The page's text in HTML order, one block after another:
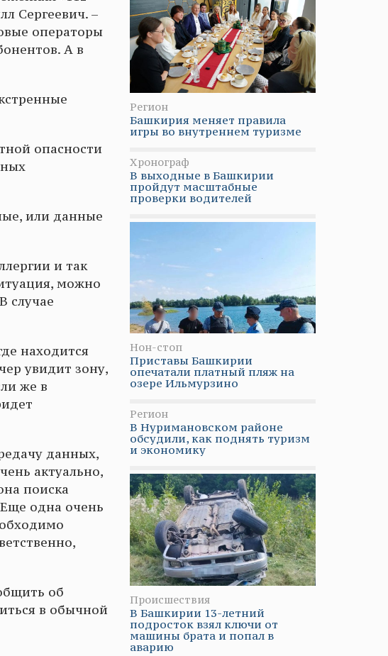
Сергеевич. –
операторы
А в
опасности
или данные
и так
можно
случае
находится
увидит зону,
же в
данных,
актуально,
поиска
одна очень
об
в обычной
Регион
Башкирия меняет правила
игры во внутреннем туризме
Хронограф
В выходные в Башкирии
пройдут масштабные
проверки водителей
Нон-стоп
Приставы Башкирии
опечатали платный пляж на
озере Ильмурзино
Регион
В Нуримановском районе
обсудили, как поднять туризм
и экономику
Происшествия
В Башкирии 13-летний
подросток взял ключи от
машины брата и попал в
аварию